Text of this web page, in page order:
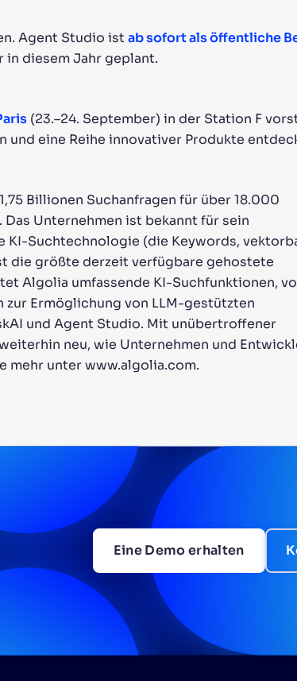
Agent Studio istab sofort als öffentliche
in diesem Jahr geplant.
(23.–24. September) in der Station F
eine Reihe innovativer Produkte
Billionen Suchanfragen für über 18.000
Unternehmen ist bekannt für sein
Suchtechnologie (die Keywords,
die größte derzeit verfügbare gehostete
Algolia umfassende KI-Suchfunktionen,
Ermöglichung von LLM-gestützten
und Agent Studio. Mit unübertroffener
neu, wie Unternehmen und
mehr unter www.algolia.com.
Eine Demo erhalten